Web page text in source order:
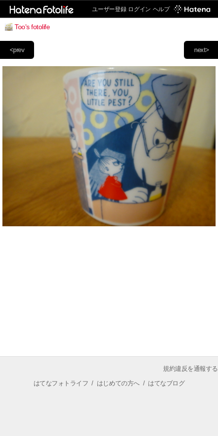
ユーザー登録 ログイン ヘルプ
Too's fotolife
next>
<prev
規約違反を通報する
はてなフォトライフ / はじめての方へ/ はてなブログ